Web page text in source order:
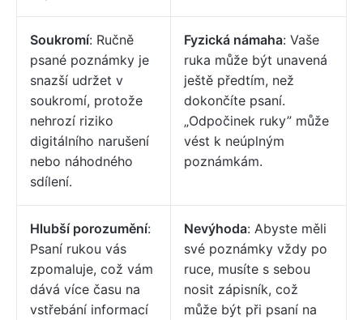
Soukromí: Ručně
psané poznámky je
snazší udržet v
soukromí, protože
nehrozí riziko
digitálního narušení
nebo náhodného
sdílení.
Fyzická námaha: Vaše
ruka může být unavená
ještě předtím, než
dokončíte psaní.
„Odpočinek ruky” může
vést k neúplným
poznámkám.
Hlubší porozumění:
Psaní rukou vás
zpomaluje, což vám
dává více času na
vstřebání informací
Nevýhoda: Abyste měli
své poznámky vždy po
ruce, musíte s sebou
nosit zápisník, což
může být při psaní na